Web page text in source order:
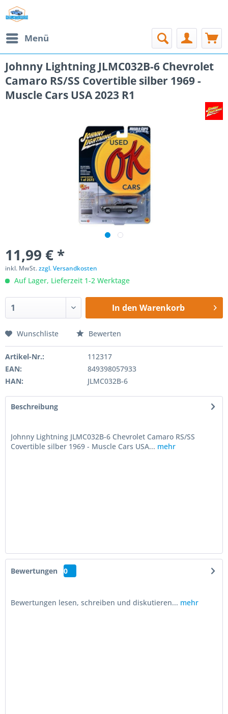
Menü
Johnny Lightning JLMC032B-6 Chevrolet
Camaro RS/SS Covertible silber 1969 -
Muscle Cars USA 2023 R1
11,99 € *
inkl. MwSt.zzgl. Versandkosten
Auf Lager, Lieferzeit 1-2 Werktage
In den Warenkorb
Wunschliste Bewerten
Artikel-Nr.:
112317
EAN:
849398057933
HAN:
JLMC032B-6
Beschreibung
Johnny Lightning JLMC032B-6 Chevrolet Camaro RS/SS
Covertible silber 1969 - Muscle Cars USA... mehr
Bewertungen 0
Bewertungen lesen, schreiben und diskutieren... mehr